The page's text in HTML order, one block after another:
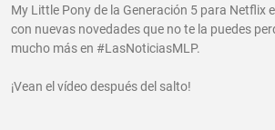
My Little Pony de la Generación 5 para Netflix
con nuevas novedades que no te la puedes
mucho más en #LasNoticiasMLP.
¡Vean el vídeo después del salto!